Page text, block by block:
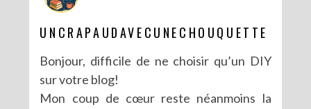
MA PARTICIPATION À LA BATTLE FUSE CREATIVITY SYSTEM DE FISKARS
UNCRAPAUDAVECUNECHOUQUETTE
Bonjour, difficile de ne choisir qu’un DIY
sur votre blog!
Mon coup de cœur reste néanmoins la